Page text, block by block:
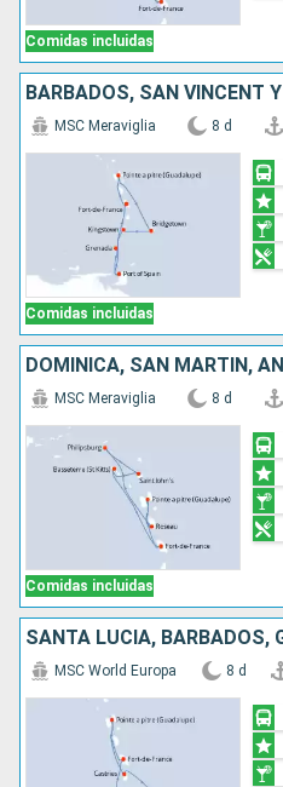
Comidas incluidas
Comidas incluidas
MSC Meraviglia 8 d
Comidas incluidas
MSC Meraviglia 8 d
MSC World Europa 8 d